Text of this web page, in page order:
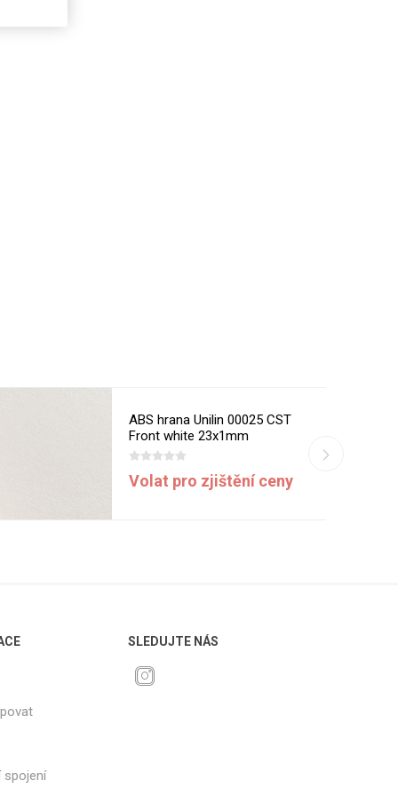
ABS hrana Unilin 00025 CST
Front white 23x1mm
Volat pro zjištění ceny
spojení
SLEDUJTE NÁS